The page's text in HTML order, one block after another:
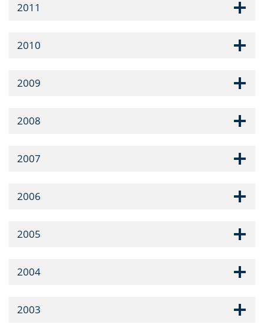
2011
2010
2009
2008
2007
2006
2005
2004
2003